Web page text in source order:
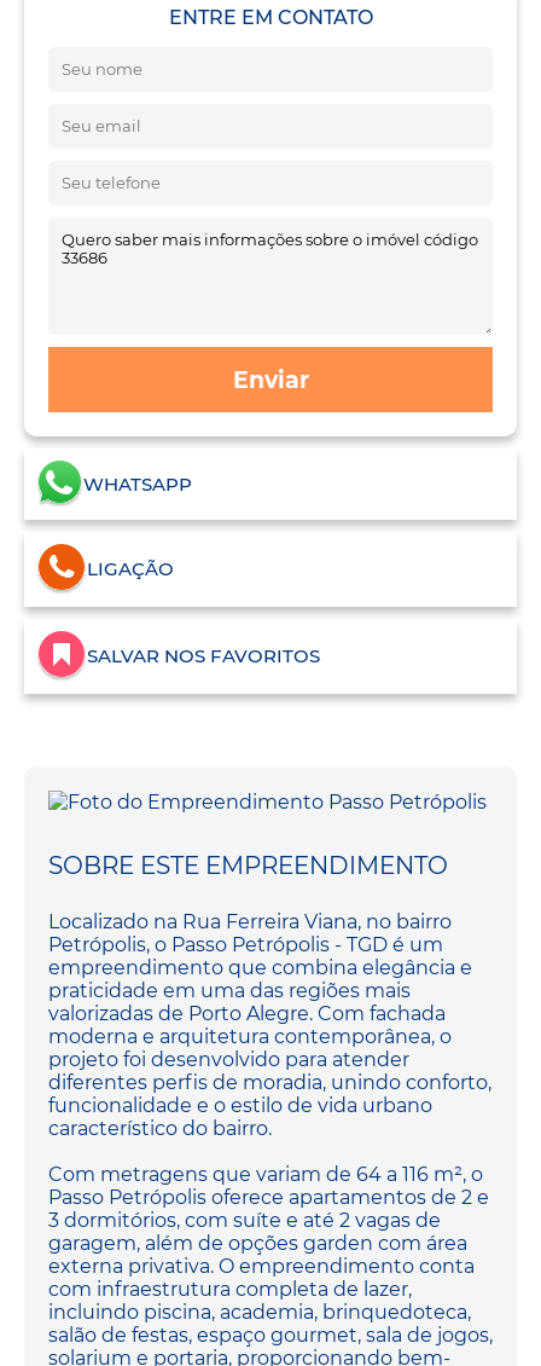
ENTRE EM CONTATO
Enviar
WHATSAPP
LIGAÇÃO
SALVAR NOS FAVORITOS
SOBRE ESTE EMPREENDIMENTO
Localizado na Rua Ferreira Viana, no bairro
Petrópolis, o Passo Petrópolis - TGD é um
empreendimento que combina elegância e
praticidade em uma das regiões mais
valorizadas de Porto Alegre. Com fachada
moderna e arquitetura contemporânea, o
projeto foi desenvolvido para atender
diferentes perfis de moradia, unindo conforto,
funcionalidade e o estilo de vida urbano
característico do bairro.
Com metragens que variam de 64 a 116 m², o
Passo Petrópolis oferece apartamentos de 2 e
3 dormitórios, com suíte e até 2 vagas de
garagem, além de opções garden com área
externa privativa. O empreendimento conta
com infraestrutura completa de lazer,
incluindo piscina, academia, brinquedoteca,
salão de festas, espaço gourmet, sala de jogos,
solarium e portaria, proporcionando bem-